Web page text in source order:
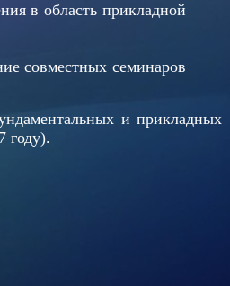
в область прикладной
совместных семинаров
и прикладных
году).